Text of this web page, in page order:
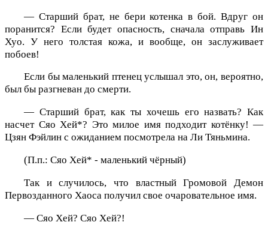
— Старший брат, не бери котенка в бой. Вдруг он
поранится? Если будет опасность, сначала отправь Ин
Хуо. У него толстая кожа, и вообще, он заслуживает
побоев!
Если бы маленький птенец услышал это, он, вероятно,
был бы разгневан до смерти.
— Старший брат, как ты хочешь его назвать? Как
насчет Сяо Хей*? Это милое имя подходит котёнку! —
Цзян Фэйлин с ожиданием посмотрела на Ли Тяньмина.
(П.п.: Сяо Хей* - маленький чёрный)
Так и случилось, что властный Громовой Демон
Первозданного Хаоса получил свое очаровательное имя.
— Сяо Хей? Сяо Хей?!